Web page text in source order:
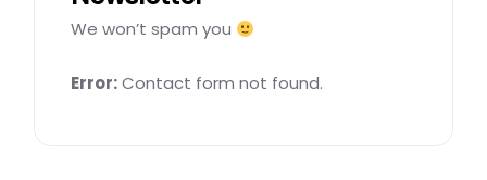
We won’t spam you
Error:Contact form not found.